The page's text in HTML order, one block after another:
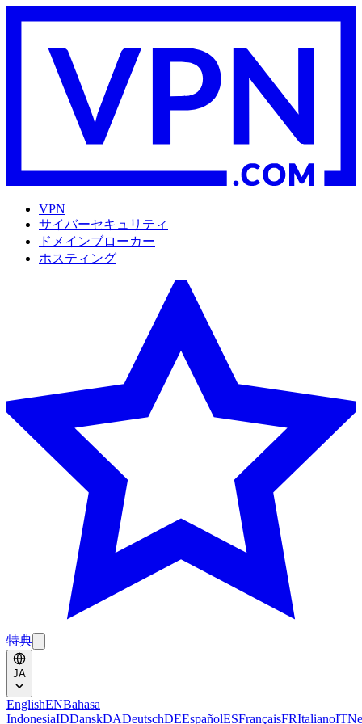
VPN
サイバーセキュリティ
ドメインブローカー
ホスティング
特典
JA
EnglishENBahasa
IndonesiaIDDanskDADeutschDEEspañolESFrançaisFRItalianoIT